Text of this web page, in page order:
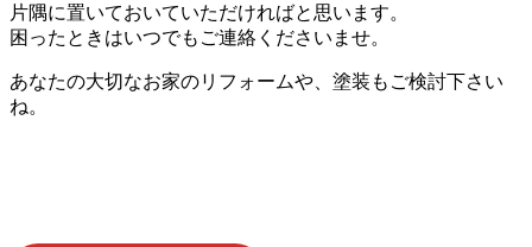
片隅に置いておいていただければと思います。
困ったときはいつでもご連絡くださいませ。
あなたの大切なお家のリフォームや、塗装もご検討下さい
ね。